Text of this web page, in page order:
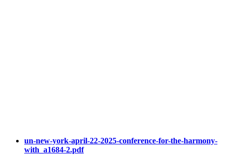
un-new-york-april-22-2025-conference-for-the-harmony-
with_a1684-2.pdf